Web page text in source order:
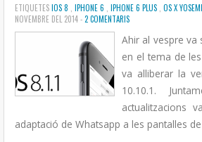
ETIQUETESIOS 8 , IPHONE 6 , IPHONE 6 PLUS , OS X
NOVEMBRE DEL 2014 -2 COMENTARIS
Ahir al vespre va
en el tema de
va alliberar la
10.10.1.
actualitzacions
adaptació de Whatsapp a les pantalles de